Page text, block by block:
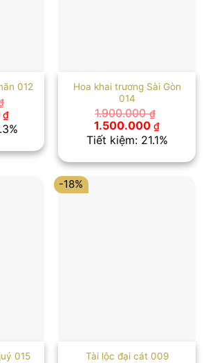
012
₫Giá
hiện
tại
1.300.000 ₫.
Hoa khai trương Sài Gòn
014
1.900.000₫
Giá
gốc
là:
1.500.000 ₫Giá
hiện
tại
Tiết kiệm: 21.1%
015
-18%
Tài lộc đại cát 009